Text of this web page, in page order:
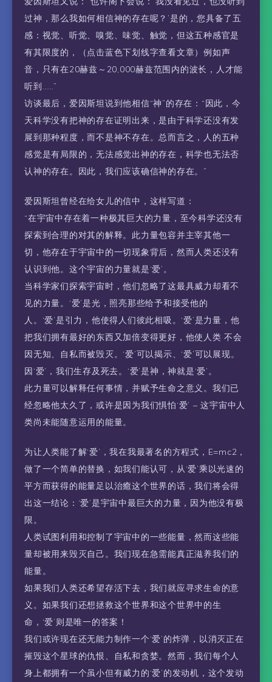
过神，那么我如何相信神的存在呢？’是的，您具备了五
感：视觉、听觉、嗅觉、味觉、触觉，但这五种感官是
有其限度的，（点击蓝色下划线字查看文章）例如声
音，只有在20赫兹～20,000赫兹范围内的波长，人才能
听到……”
访谈最后，爱因斯坦说到他相信“神”的存在：“因此，今
天科学没有把神的存在证明出来，是由于科学还没有发
展到那种程度，而不是神不存在。总而言之，人的五种
感觉是有局限的，无法感觉出神的存在，科学也无法否
认神的存在。因此，我们应该确信神的存在。”
爱因斯坦曾经在给女儿的信中，这样写道：
“在宇宙中存在着一种极其巨大的力量，至今科学还没有
探索到合理的对其的解释。此力量包容并主宰其他一
切，他存在于宇宙中的一切现象背后，然而人类还没有
认识到他。这个宇宙的力量就是‘爱’。
当科学家们探索宇宙时，他们忽略了这最具威力却看不
见的力量。‘爱’是光，照亮那些给予和接受他的
人。‘爱’是引力，他使得人们彼此相吸。‘爱’是力量，他
把我们拥有最好的东西又加倍变得更好，他使人类 不会
因无知、自私而被毁灭。‘爱’可以揭示、‘爱’可以展现。
因‘爱’，我们生存及死去。‘爱’是神，神就是‘爱’。
此力量可以解释任何事情，并赋予生命之意义。我们已
经忽略他太久了，或许是因为我们惧怕‘爱’ – 这宇宙中人
类尚未能随意运用的能量。
为让人类能了解‘爱’，我在我最著名的方程式，E=mc2，
做了一个简单的替换，如我们能认可，从‘爱’乘以光速的
平方而获得的能量足以治癒这个世界的话，我们将会得
出这一结论：‘爱’是宇宙中最巨大的力量，因为他没有极
限。
人类试图利用和控制了宇宙中的一些能量，然而这些能
量却被用来毁灭自己。我们现在急需能真正滋养我们的
能量。
如果我们人类还希望存活下去，我们就应寻求生命的意
义。如果我们还想拯救这个世界和这个世界中的生
命，‘爱’则是唯一的答案！
我们或许现在还无能力制作一个‘爱’的炸弹，以消灭正在
摧毁这个星球的仇恨、自私和贪婪。然而，我们每个人
身上都拥有一个虽小但有威力的‘爱’的发动机，这个发动